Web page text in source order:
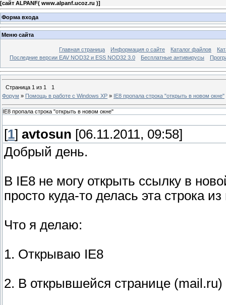
[сайт ALPANF( www.alpanf.ucoz.ru )]
Форма входа
Меню сайта
Главная страница Информация о сайте Каталог файлов
Последние версии EAV NOD32 и ESS NOD32 3.0
Бесплатные антивирусы
Страница 1 из 1
1
Форум » Помощь в работе с Windows XP » IE8 пропала строка "открыть в новом окне"
IE8 пропала строка "открыть в новом окне"
[1] avtosun [06.11.2011, 09:58]
Добрый день.
В IE8 не могу открыть ссылку в
просто куда-то делась эта строка
Что я делаю:
1. Открываю IE8
2. В открывшейся странице